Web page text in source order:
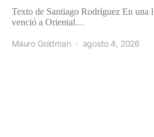
Texto de Santiago Rodríguez En una
venció a Oriental…
Mauro Goldman agosto 4, 2026